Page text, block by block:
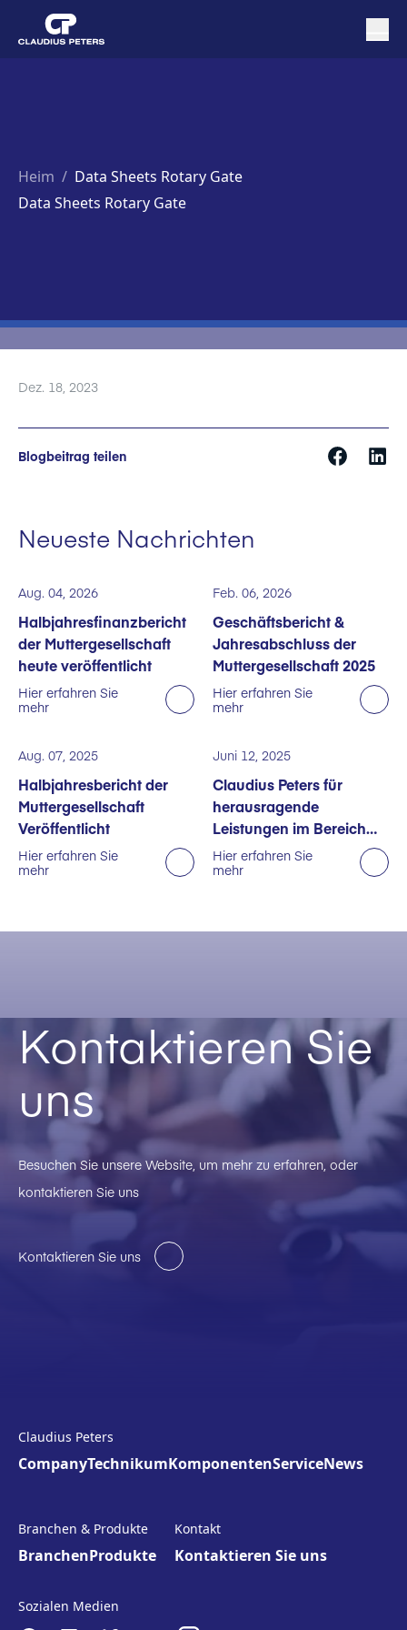
Heim / Data Sheets Rotary Gate
Data Sheets Rotary Gate
Dez. 18, 2023
Blogbeitrag teilen
Neueste Nachrichten
Aug. 04, 2026
Halbjahresfinanzbericht
der Muttergesellschaft
heute veröffentlicht
Hier erfahren Sie
mehr
Feb. 06, 2026
Geschäftsbericht &
Jahresabschluss der
Muttergesellschaft 2025
Hier erfahren Sie
mehr
Aug. 07, 2025
Halbjahresbericht der
Muttergesellschaft
Veröffentlicht
Hier erfahren Sie
mehr
Juni 12, 2025
Claudius Peters für
herausragende
Leistungen im Bereich
Nachhaltigkeit
ausgezeichnet
Hier erfahren Sie
mehr
Kontaktieren Sie
uns
Besuchen Sie unsere Website, um mehr zu erfahren, oder
kontaktieren Sie uns
Kontaktieren Sie uns
Claudius Peters
CompanyTechnikumKomponentenServiceNews
Branchen & Produkte
BranchenProdukte
Kontakt
Kontaktieren Sie uns
Sozialen Medien